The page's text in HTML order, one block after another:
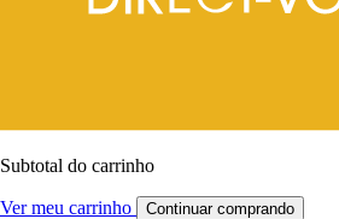
Subtotal do carrinho
Ver meu carrinho Continuar comprando